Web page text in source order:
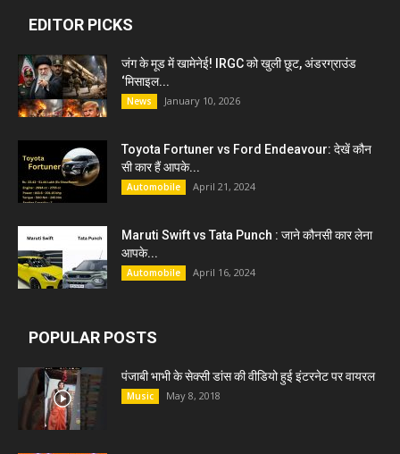
EDITOR PICKS
जंग के मूड में खामेनेई! IRGC को खुली छूट, अंडरग्राउंड
‘मिसाइल...
News January 10, 2026
Toyota Fortuner vs Ford Endeavour: देखें कौन
सी कार हैं आपके...
Automobile April 21, 2024
Maruti Swift vs Tata Punch : जाने कौनसी कार लेना
आपके...
Automobile April 16, 2024
POPULAR POSTS
पंजाबी भाभी के सेक्सी डांस की वीडियो हुई इंटरनेट पर वायरल
Music May 8, 2018